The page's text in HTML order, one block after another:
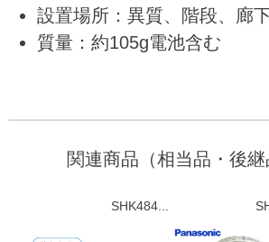
設置場所：異質、階段、廊
質量：約105g電池含む
関連商品（相当品・後継
SHK484...